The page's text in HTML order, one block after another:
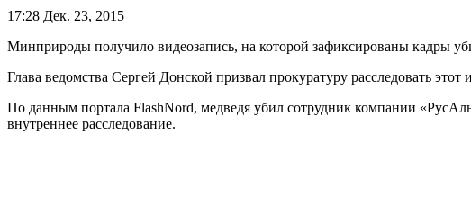
17:28 Дек. 23, 2015
Минприроды получило видеозапись, на которой зафиксированы кадры
Глава ведомства Сергей Донской призвал прокуратуру расследовать
По данным портала FlashNord, медведя убил сотрудник компании
внутреннее расследование.